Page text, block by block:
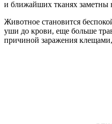
и ближайших тканях заметны
Животное становится
уши до крови, еще больше
причиной заражения